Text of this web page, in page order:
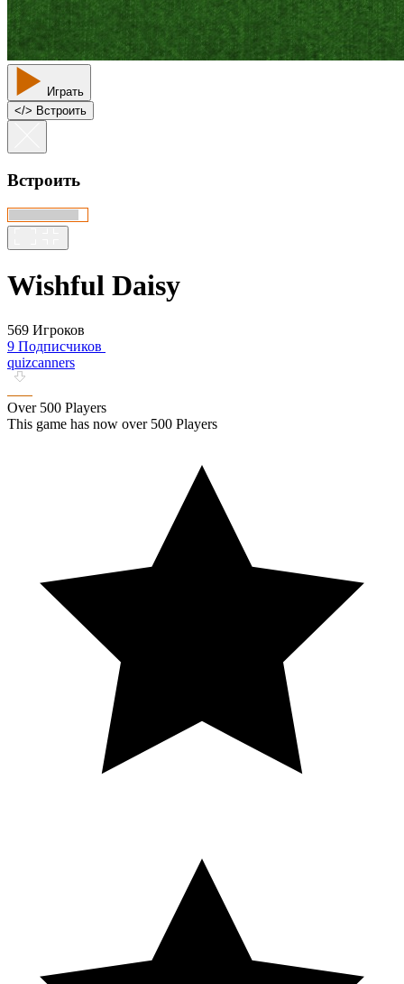
Играть
</> Встроить
Встроить
Wishful Daisy
569 Игроков
9 Подписчиков
quizcanners
Over 500 Players
This game has now over 500 Players